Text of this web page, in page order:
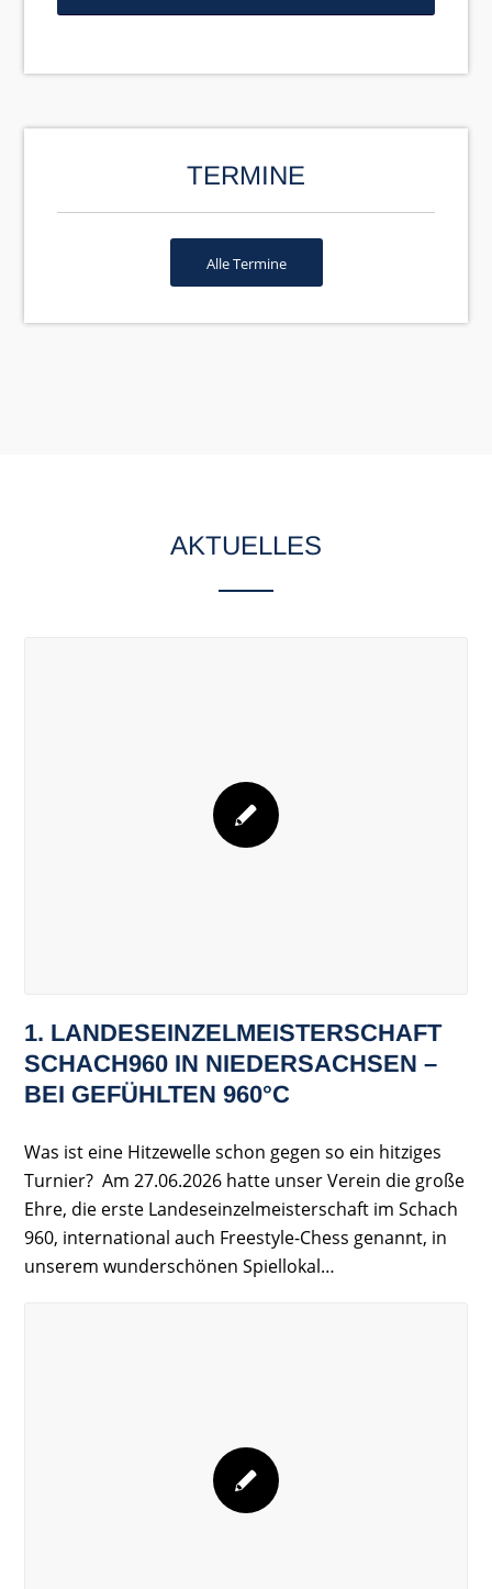
TERMINE
Alle Termine
AKTUELLES
1. LANDESEINZELMEISTERSCHAFT
SCHACH960 IN NIEDERSACHSEN –
BEI GEFÜHLTEN 960°C
Was ist eine Hitzewelle schon gegen so ein hitziges
Turnier? Am 27.06.2026 hatte unser Verein die große
Ehre, die erste Landeseinzelmeisterschaft im Schach
960, international auch Freestyle-Chess genannt, in
unserem wunderschönen Spiellokal…